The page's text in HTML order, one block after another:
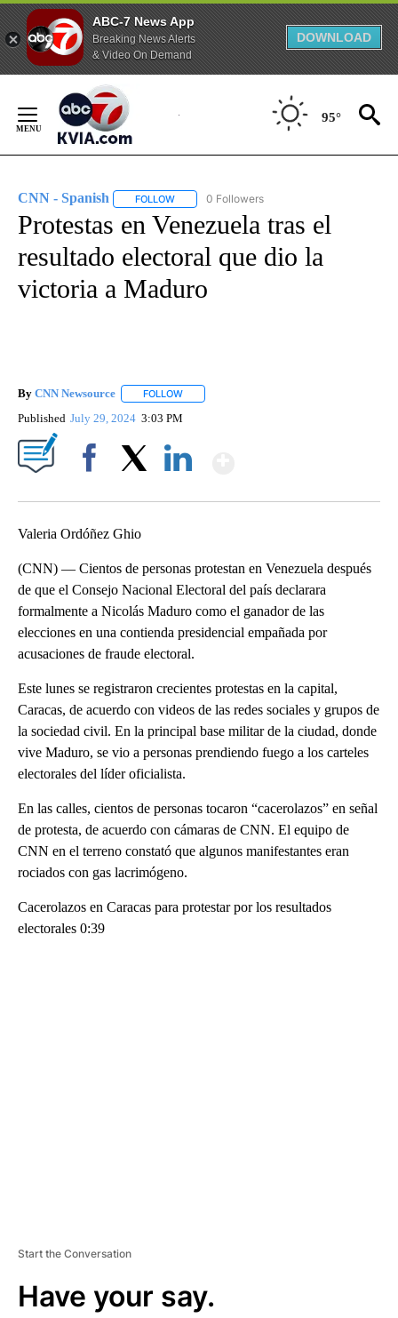
ABC-7 News App
Breaking News Alerts
& Video On Demand
DOWNLOAD
Content
95°
CNN - Spanish FOLLOW FOLLOW "CNN - SPANISH" TO RECEIVE
0 Followers
Protestas en Venezuela tras el
resultado electoral que dio la
victoria a Maduro
By CNN Newsource FOLLOW
Published July 29, 2024 3:03 PM
Valeria Ordóñez Ghio
(CNN) — Cientos de personas protestan en Venezuela después
de que el Consejo Nacional Electoral del país declarara
formalmente a Nicolás Maduro como el ganador de las
elecciones en una contienda presidencial empañada por
acusaciones de fraude electoral.
Este lunes se registraron crecientes protestas en la capital,
Caracas, de acuerdo con videos de las redes sociales y grupos de
la sociedad civil. En la principal base militar de la ciudad, donde
vive Maduro, se vio a personas prendiendo fuego a los carteles
electorales del líder oficialista.
En las calles, cientos de personas tocaron “cacerolazos” en señal
de protesta, de acuerdo con cámaras de CNN. El equipo de
CNN en el terreno constató que algunos manifestantes eran
rociados con gas lacrimógeno.
Cacerolazos en Caracas para protestar por los resultados
electorales 0:39
Start the Conversation
Have your say.